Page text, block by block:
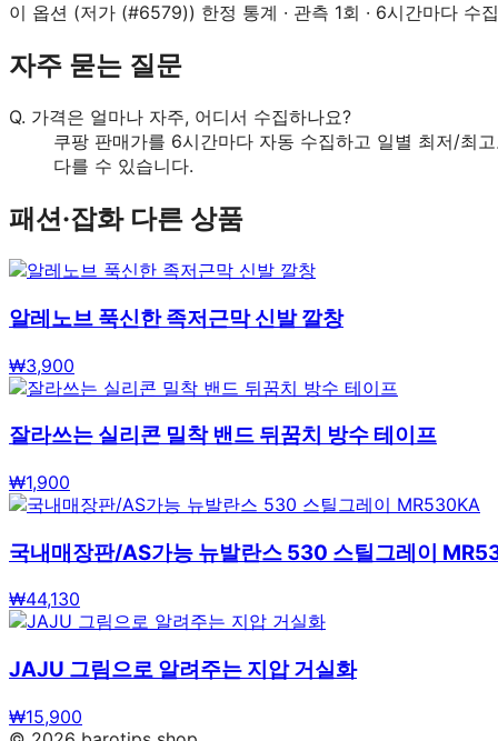
이 옵션 (저가 (#6579)) 한정 통계 · 관측 1회 · 6시간마다 수
자주 묻는 질문
Q. 가격은 얼마나 자주, 어디서 수집하나요?
쿠팡 판매가를 6시간마다 자동 수집하고 일별 최저/최
다를 수 있습니다.
패션·잡화다른 상품
알레노브 푹신한 족저근막 신발 깔창
₩3,900
잘라쓰는 실리콘 밀착 밴드 뒤꿈치 방수 테이프
₩1,900
국내매장판/AS가능 뉴발란스 530 스틸그레이
₩44,130
JAJU 그림으로 알려주는 지압 거실화
₩15,900